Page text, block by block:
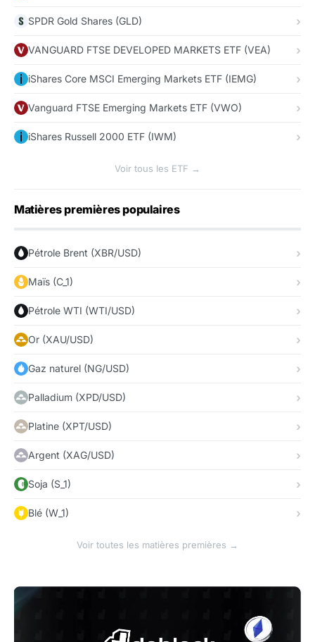
SPDR Gold Shares (GLD)
VANGUARD FTSE DEVELOPED MARKETS ETF (VEA)
iShares Core MSCI Emerging Markets ETF (IEMG)
Vanguard FTSE Emerging Markets ETF (VWO)
iShares Russell 2000 ETF (IWM)
Voir tous les ETF →
Matières premières populaires
Pétrole Brent (XBR/USD)
Maïs (C_1)
Pétrole WTI (WTI/USD)
Or (XAU/USD)
Gaz naturel (NG/USD)
Palladium (XPD/USD)
Platine (XPT/USD)
Argent (XAG/USD)
Soja (S_1)
Blé (W_1)
Voir toutes les matières premières →